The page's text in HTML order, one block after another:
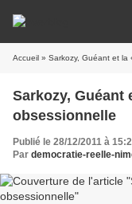
Accueil » Sarkozy, Guéant et la
Sarkozy, Guéant
obsessionnelle
Publié le 28/12/2011 à
Par democratie-reelle-